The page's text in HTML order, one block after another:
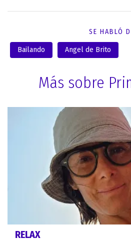
SE HABLÓ
Bailando Angel de Brito
Más sobre
RELAX